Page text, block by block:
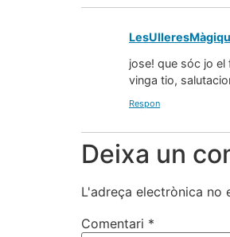
jose! que sóc jo
vinga tio,
Respon
Deixa un
L'adreça electrònica no
Comentari *